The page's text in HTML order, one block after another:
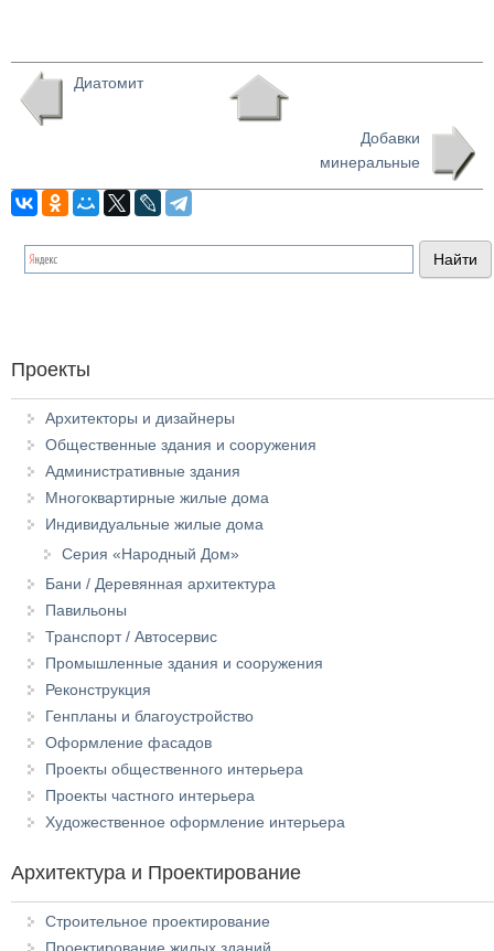
Диатомит
Добавки
минеральные
Проекты
Архитекторы и дизайнеры
Общественные здания и сооружения
Административные здания
Многоквартирные жилые дома
Индивидуальные жилые дома
Серия «Народный Дом»
Бани / Деревянная архитектура
Павильоны
Транспорт / Автосервис
Промышленные здания и сооружения
Реконструкция
Генпланы и благоустройство
Оформление фасадов
Проекты общественного интерьера
Проекты частного интерьера
Художественное оформление интерьера
Архитектура и Проектирование
Строительное проектирование